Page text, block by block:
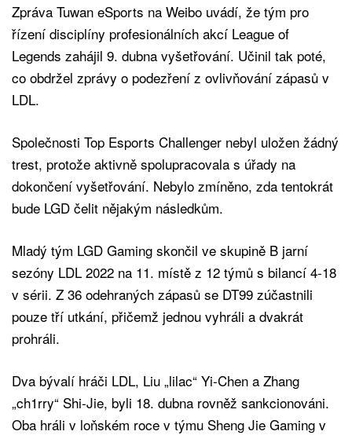
Zpráva Tuwan eSports na Weibo uvádí, že tým pro
řízení disciplíny profesionálních akcí League of
Legends zahájil 9. dubna vyšetřování. Učinil tak poté,
co obdržel zprávy o podezření z ovlivňování zápasů v
LDL.
Společnosti Top Esports Challenger nebyl uložen žádný
trest, protože aktivně spolupracovala s úřady na
dokončení vyšetřování. Nebylo zmíněno, zda tentokrát
bude LGD čelit nějakým následkům.
Mladý tým LGD Gaming skončil ve skupině B jarní
sezóny LDL 2022 na 11. místě z 12 týmů s bilancí 4-18
v sérii. Z 36 odehraných zápasů se DT99 zúčastnili
pouze tří utkání, přičemž jednou vyhráli a dvakrát
prohráli.
Dva bývalí hráči LDL, Liu „lilac“ Yi-Chen a Zhang
„ch1rry“ Shi-Jie, byli 18. dubna rovněž sankcionováni.
Oba hráli v loňském roce v týmu Sheng Jie Gaming v